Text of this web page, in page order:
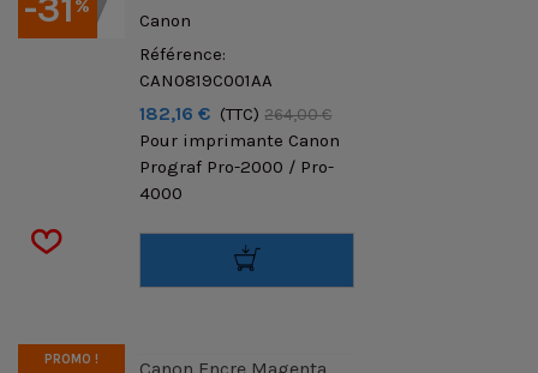
-31 %
Canon
Référence:
CAN0819C001AA
182,16 € (TTC) 264,00 €
Pour imprimante Canon
Prograf Pro-2000 / Pro-
4000
PROMO !